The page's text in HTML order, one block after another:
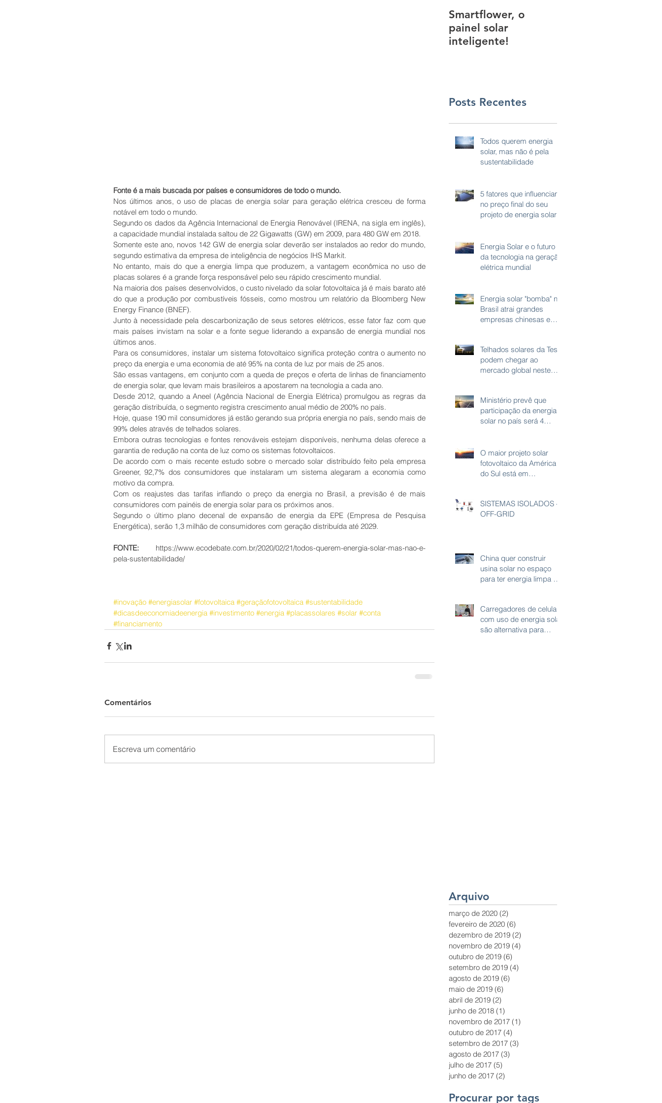
Fonte é a mais buscada por países e consumidores de todo o mundo.
Nos últimos anos, o uso de placas de energia solar para geração elétrica cresceu de forma
notável em todo o mundo.
Segundo os dados da Agência Internacional de Energia Renovável (IRENA, na sigla em inglês),
a capacidade mundial instalada saltou de 22 Gigawatts (GW) em 2009, para 480 GW em 2018.
Somente este ano, novos 142 GW de energia solar deverão ser instalados ao redor do mundo,
segundo estimativa da empresa de inteligência de negócios IHS Markit.
No entanto, mais do que a energia limpa que produzem, a vantagem econômica no uso de
placas solares é a grande força responsável pelo seu rápido crescimento mundial.
Na maioria dos países desenvolvidos, o custo nivelado da solar fotovoltaica já é mais barato até
do que a produção por combustíveis fósseis, como mostrou um relatório da Bloomberg New
Energy Finance (BNEF).
Junto à necessidade pela descarbonização de seus setores elétricos, esse fator faz com que
mais países invistam na solar e a fonte segue liderando a expansão de energia mundial nos
últimos anos.
Para os consumidores, instalar um sistema fotovoltaico significa proteção contra o aumento no
preço da energia e uma economia de até 95% na conta de luz por mais de 25 anos.
São essas vantagens, em conjunto com a queda de preços e oferta de linhas de financiamento
de energia solar, que levam mais brasileiros a apostarem na tecnologia a cada ano.
Desde 2012, quando a Aneel (Agência Nacional de Energia Elétrica) promulgou as regras da
geração distribuída, o segmento registra crescimento anual médio de 200% no país.
Hoje, quase 190 mil consumidores já estão gerando sua própria energia no país, sendo mais de
99% deles através de telhados solares.
Embora outras tecnologias e fontes renováveis estejam disponíveis, nenhuma delas oferece a
garantia de redução na conta de luz como os sistemas fotovoltaicos.
De acordo com o mais recente estudo sobre o mercado solar distribuído feito pela empresa
Greener, 92,7% dos consumidores que instalaram um sistema alegaram a economia como
motivo da compra.
Com os reajustes das tarifas inflando o preço da energia no Brasil, a previsão é de mais
consumidores com painéis de energia solar para os próximos anos.
Segundo o último plano decenal de expansão de energia da EPE (Empresa de Pesquisa
Energética), serão 1,3 milhão de consumidores com geração distribuída até 2029.
FONTE: https://www.ecodebate.com.br/2020/02/21/todos-querem-energia-solar-mas-nao-e-
pela-sustentabilidade/
#inovação #energiasolar #fotovoltaica #geraçãofotovoltaica #sustentabilidade
#dicasdeeconomiadeenergia #investimento #energia #placassolares #solar #conta
#financiamento
Comentários
Escreva um comentário
Smartflower, o
painel solar
inteligente!
Posts Recentes
Todos querem energia
solar, mas não é pela
sustentabilidade
5 fatores que influenciam
no preço final do seu
projeto de energia solar
Energia Solar e o futuro
da tecnologia na geração
elétrica mundial
Energia solar "bomba" no
Brasil atrai grandes
empresas chinesas e
Telhados solares da Tesla
podem chegar ao
mercado global neste
Ministério prevê que
participação da energia
solar no país será 4
O maior projeto solar
fotovoltaico da América
do Sul está em
SISTEMAS ISOLADOS –
OFF-GRID
China quer construir
usina solar no espaço
para ter energia limpa e
Carregadores de celular
com uso de energia solar
são alternativa para
Arquivo
março de 2020 (2)
fevereiro de 2020 (6)
dezembro de 2019 (2)
novembro de 2019 (4)
outubro de 2019 (6)
setembro de 2019 (4)
agosto de 2019 (6)
maio de 2019 (6)
abril de 2019 (2)
junho de 2018 (1)
novembro de 2017 (1)
outubro de 2017 (4)
setembro de 2017 (3)
agosto de 2017 (3)
julho de 2017 (5)
junho de 2017 (2)
Procurar por tags